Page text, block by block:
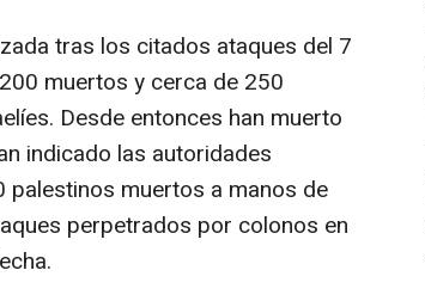
tras los citados ataques del 7
muertos y cerca de 250
Desde entonces han muerto
indicado las autoridades
palestinos muertos a manos de
perpetrados por colonos en